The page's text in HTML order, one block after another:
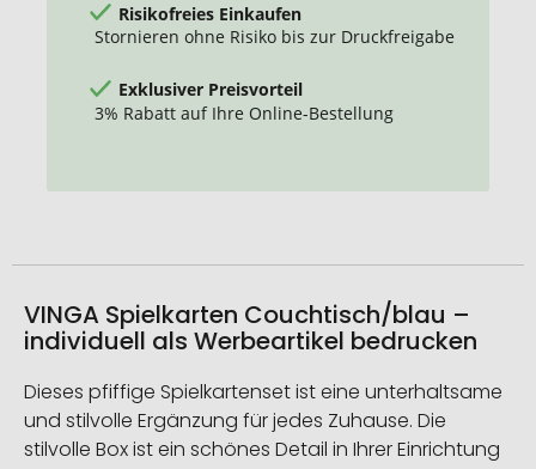
Risikofreies Einkaufen
Stornieren ohne Risiko bis zur Druckfreigabe
Exklusiver Preisvorteil
3% Rabatt auf Ihre Online-Bestellung
VINGA Spielkarten Couchtisch/blau –
individuell als Werbeartikel bedrucken
Dieses pfiffige Spielkartenset ist eine unterhaltsame
und stilvolle Ergänzung für jedes Zuhause. Die
stilvolle Box ist ein schönes Detail in Ihrer Einrichtung